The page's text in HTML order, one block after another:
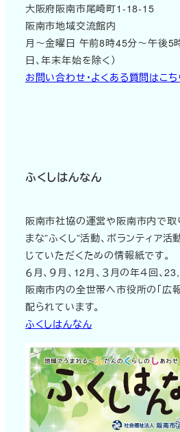
大阪府阪南市尾崎町1-18-15
阪南市地域交流館内
月～金曜日 午前8時45分～午後5時
日、年末年始を除く）
お問い合わせ・よくある質問はこち
ふくしはんなん
阪南市社協の運営や阪南市内で取
まな”ふくし”活動、ボランティア
じていただくための情報紙です。
６月、９月、12月、３月の年４回、
阪南市内の全世帯へ市役所の「広
配られています。
ふくしはんなん